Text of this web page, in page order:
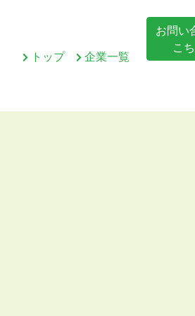
トップ 企業一覧
お問い
こ